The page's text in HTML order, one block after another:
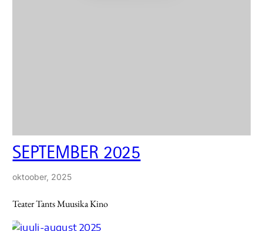
SEPTEMBER 2025
oktoober, 2025
Teater Tants Muusika Kino